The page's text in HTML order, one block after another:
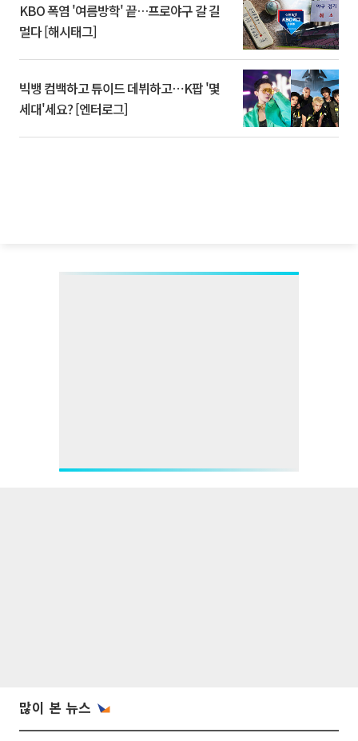
KBO 폭염 '여름방학' 끝…프로야구 갈 길
멀다 [해시태그]
빅뱅 컴백하고 튜이드 데뷔하고⋯K팝 '몇
세대'세요? [엔터로그]
많이 본 뉴스